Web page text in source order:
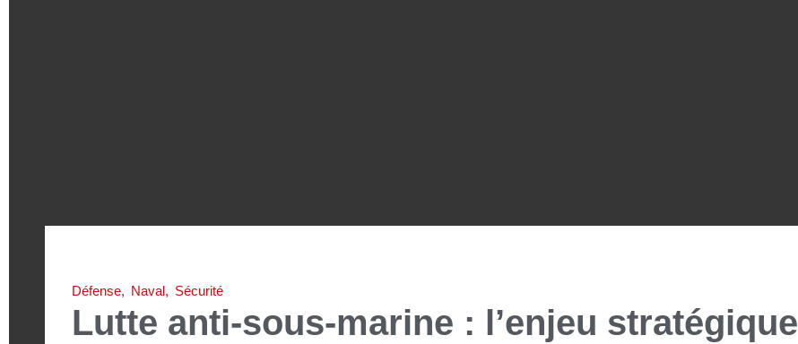
Défense, Naval, Sécurité
Lutte anti-sous-marine : l’enjeu stratégique